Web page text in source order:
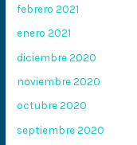
febrero 2021
enero 2021
diciembre 2020
noviembre 2020
octubre 2020
septiembre 2020